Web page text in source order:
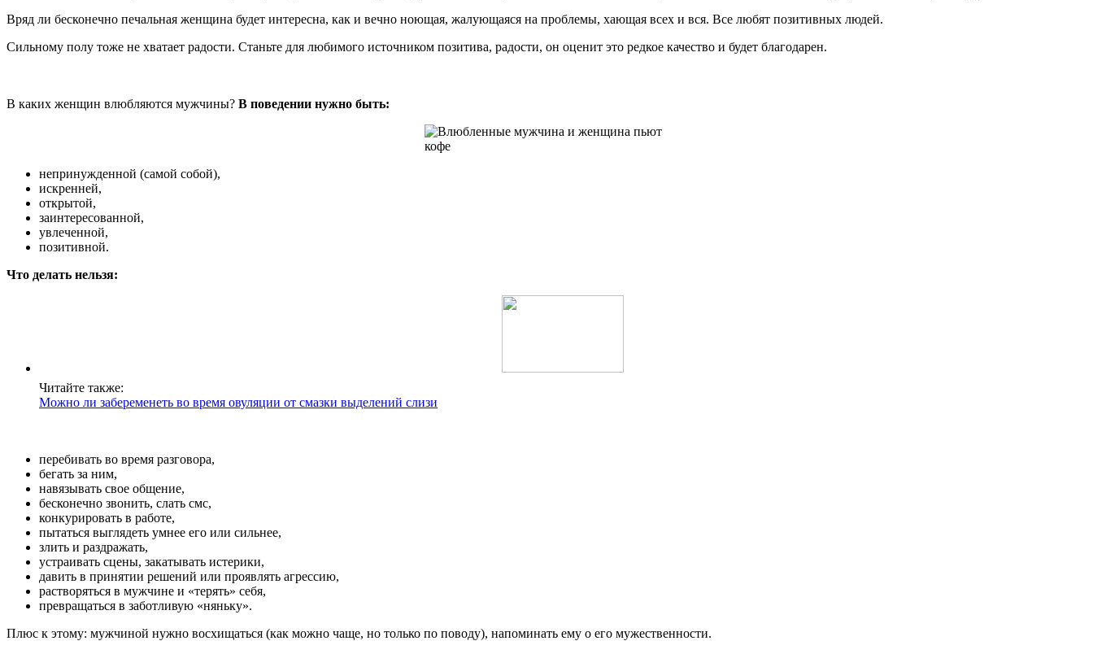
Вряд ли бесконечно печальная женщина будет интересна, как и вечно ноющая, жалующаяся на проблемы, хающая всех и вся. Все любят позитивных людей.
Сильному полу тоже не хватает радости. Станьте для любимого источником позитива, радости, он оценит это редкое качество и будет благодарен.
В каких женщин влюбляются мужчины? В поведении нужно быть:
непринужденной (самой собой),
искренней,
открытой,
заинтересованной,
увлеченной,
позитивной.
Что делать нельзя:
Читайте также:
Можно ли забеременеть во время овуляции от смазки выделений слизи
перебивать во время разговора,
бегать за ним,
навязывать свое общение,
бесконечно звонить, слать смс,
конкурировать в работе,
пытаться выглядеть умнее его или сильнее,
злить и раздражать,
устраивать сцены, закатывать истерики,
давить в принятии решений или проявлять агрессию,
растворяться в мужчине и «терять» себя,
превращаться в заботливую «няньку».
Плюс к этому: мужчиной нужно восхищаться (как можно чаще, но только по поводу), напоминать ему о его мужественности.